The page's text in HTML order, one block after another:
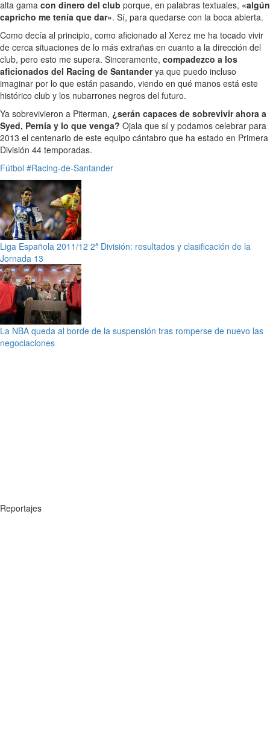
alta gama con dinero del club porque, en palabras textuales, «algún
capricho me tenía que dar». Sí, para quedarse con la boca abierta.
Como decía al principio, como aficionado al Xerez me ha tocado vivir
de cerca situaciones de lo más extrañas en cuanto a la dirección del
club, pero esto me supera. Sinceramente, compadezco a los
aficionados del Racing de Santanderya que puedo incluso
imaginar por lo que están pasando, viendo en qué manos está este
histórico club y los nubarrones negros del futuro.
Ya sobrevivieron a Piterman, ¿serán capaces de sobrevivir ahora a
Syed, Pernía y lo que venga? Ojala que sí y podamos celebrar para
2013 el centenario de este equipo cántabro que ha estado en Primera
División 44 temporadas.
Fútbol #Racing-de-Santander
Liga Española 2011/12 2ª División: resultados y clasificación de la
Jornada 13
La NBA queda al borde de la suspensión tras romperse de nuevo las
negociaciones
Reportajes